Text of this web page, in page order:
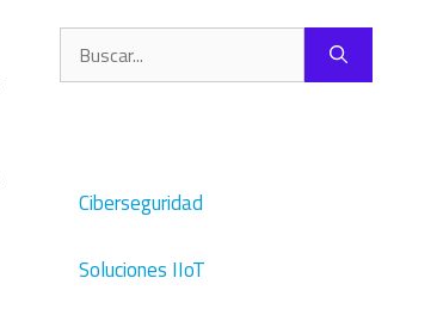
Buscar:
Ciberseguridad
Soluciones IIoT